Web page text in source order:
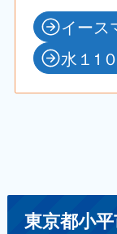
イース
水１1
東京都小